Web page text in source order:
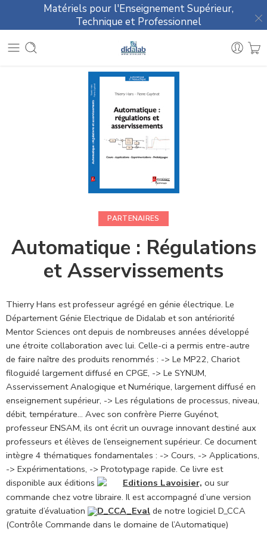
Matériels pour l'Enseignement Supérieur,
Technique et Professionnel
PARTENAIRES
Automatique : Régulations
et Asservissements
Thierry Hans est professeur agrégé en génie électrique. Le
Département Génie Electrique de Didalab et son antériorité
Mentor Sciences ont depuis de nombreuses années développé
une étroite collaboration avec lui. Celle-ci a permis entre-autre
de faire naître des produits renommés : -> Le MP22, Chariot
filoguidé largement diffusé en CPGE, -> Le SYNUM,
Asservissement Analogique et Numérique, largement diffusé en
enseignement supérieur, -> Les régulations de processus, niveau,
débit, température… Avec son confrère Pierre Guyénot,
professeur ENSAM, ils ont écrit un ouvrage innovant destiné aux
professeurs et élèves de l’enseignement supérieur. Ce document
intègre 4 thématiques fondamentales : -> Cours, -> Applications,
-> Expérimentations, -> Prototypage rapide. Ce livre est
disponible aux éditions
Editions Lavoisier, ou sur
commande chez votre libraire. Il est accompagné d’une version
gratuite d’évaluation
D_CCA_Eval de notre logiciel D_CCA
(Contrôle Commande dans le domaine de l’Automatique)